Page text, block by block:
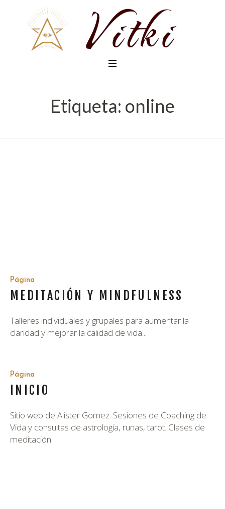
Etiqueta: online
Página
MEDITACIÓN Y MINDFULNESS
Talleres individuales y grupales para aumentar la
claridad y mejorar la calidad de vida...
Página
INICIO
Sitio web de Alister Gomez. Sesiones de Coaching de
Vida y consultas de astrología, runas, tarot. Clases de
meditación.